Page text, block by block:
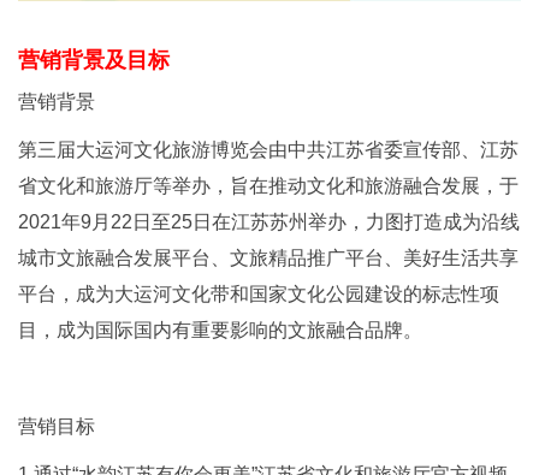
营销背景及目标
营销背景
第三届大运河文化旅游博览会由中共江苏省委宣传部、江苏
省文化和旅游厅等举办，旨在推动文化和旅游融合发展，于
2021年9月22日至25日在江苏苏州举办，力图打造成为沿线
城市文旅融合发展平台、文旅精品推广平台、美好生活共享
平台，成为大运河文化带和国家文化公园建设的标志性项
目，成为国际国内有重要影响的文旅融合品牌。
营销目标